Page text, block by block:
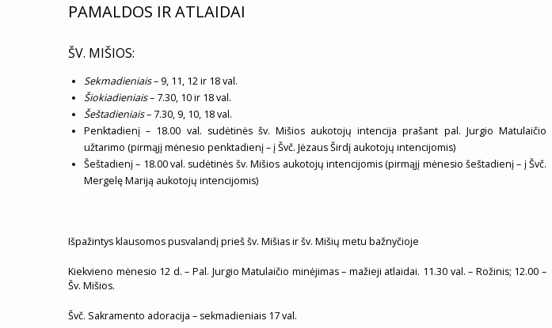
PAMALDOS IR ATLAIDAI
ŠV. MIŠIOS:
Sekmadieniais– 9, 11, 12 ir 18 val.
Šiokiadieniais– 7.30, 10 ir 18 val.
Šeštadieniais– 7.30, 9, 10, 18 val.
Penktadienį – 18.00 val. sudėtinės šv. Mišios aukotojų intencija prašant pal. Jurgio Matulaičio
užtarimo (pirmąjį mėnesio penktadienį – į Švč. Jėzaus Širdį aukotojų intencijomis)
Šeštadienį – 18.00 val. sudėtinės šv. Mišios aukotojų intencijomis (pirmąjį mėnesio šeštadienį – į Švč.
Mergelę Mariją aukotojų intencijomis)
Išpažintys klausomos pusvalandį prieš šv. Mišias ir šv. Mišių metu bažnyčioje
Kiekvieno mėnesio 12 d. – Pal. Jurgio Matulaičio minėjimas – mažieji atlaidai. 11.30 val. – Rožinis; 12.00 –
Šv. Mišios.
Švč. Sakramento adoracija – sekmadieniais 17 val.